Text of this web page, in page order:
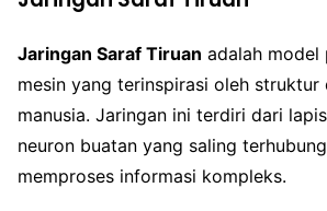
Jaringan Saraf Tiruan adalah model
mesin yang terinspirasi oleh struktur
manusia. Jaringan ini terdiri dari
neuron buatan yang saling
memproses informasi kompleks.